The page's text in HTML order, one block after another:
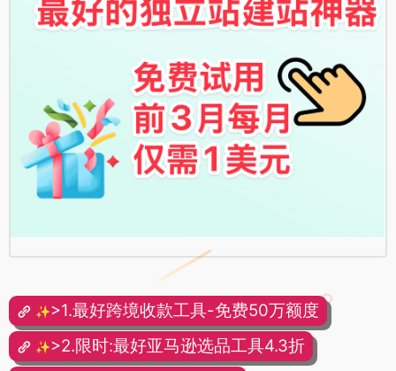
✨>1.最好跨境收款工具-免费50万额度
✨>2.限时:最好亚马逊选品工具4.3折